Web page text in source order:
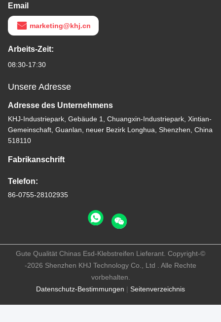
Email
marketing@khj.cn
Arbeits-Zeit:
08:30-17:30
Unsere Adresse
Adresse des Unternehmens
KHJ-Industriepark, Gebäude 1, Chuangxin-Industriepark, Xintian-
Gemeinschaft, Guanlan, neuer Bezirk Longhua, Shenzhen, China
518110
Fabrikanschrift
Telefon:
86-0755-28102935
Datenschutz-Bestimmungen | Seitenverzeichnis
Gute Qualität Chinas Esd-Klebstreifen Lieferant. Copyright-©
-2026 Shenzhen KHJ Technology Co., Ltd . Alle Rechte
vorbehalten.